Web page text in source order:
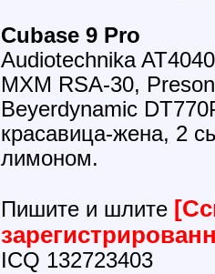
Cubase 9 Pro
Audiotechnika
MXM RSA-30,
Beyerdynamic
красавица-жена, 2
лимоном.
Пишите и шлите
ICQ 132723403